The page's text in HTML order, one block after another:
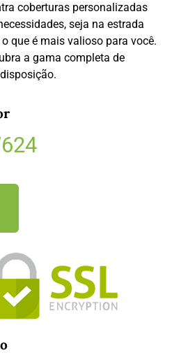
coberturas personalizadas
seja na estrada
que é mais valioso para você.
a gama completa de